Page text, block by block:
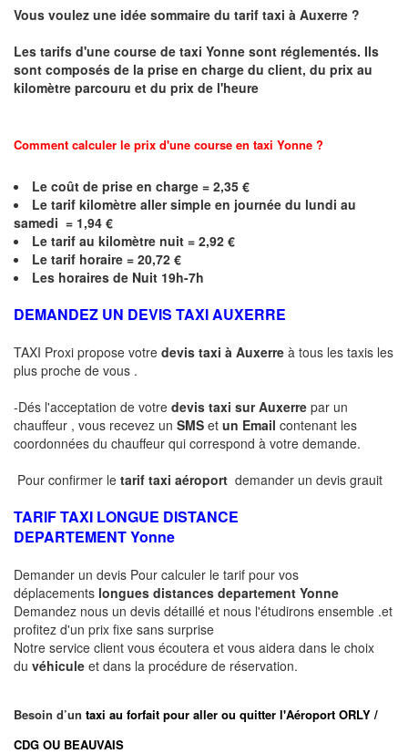
Vous voulez une idée sommaire du tarif taxi à Auxerre ?
Les tarifs d'une course de taxi Yonne sont réglementés. Ils
sont composés de la prise en charge du client, du prix au
kilomètre parcouru et du prix de l'heure
Comment calculer le prix d'une course en taxi Yonne ?
Le coût de prise en charge = 2,35 €
Le tarif kilomètre aller simple en journée du lundi au
samedi = 1,94 €
Le tarif au kilomètre nuit = 2,92 €
Le tarif horaire = 20,72 €
Les horaires de Nuit 19h-7h
DEMANDEZ UN DEVIS TAXI AUXERRE
TAXI Proxi propose votre devis taxi à Auxerre à tous les taxis les
plus proche de vous .
-Dés l'acceptation de votre devis taxi sur Auxerre par un
chauffeur , vous recevez un SMS et un Email contenant les
coordonnées du chauffeur qui correspond à votre demande.
Pour confirmer le tarif taxi aéroport demander un devis grauit
TARIF TAXI LONGUE DISTANCE
DEPARTEMENTYonne
Demander un devis Pour calculer le tarif pour vos
déplacements longues distances departement Yonne
Demandez nous un devis détaillé et nous l'étudirons ensemble .et
profitez d'un prix fixe sans surprise
Notre service client vous écoutera et vous aidera dans le choix
du véhicule et dans la procédure de réservation.
Besoin d’un taxi au forfait pour aller ou quitter l'Aéroport ORLY /
CDG OU BEAUVAIS